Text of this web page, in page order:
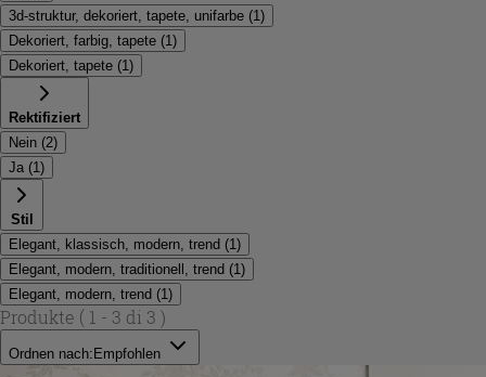
3d-struktur, dekoriert, tapete, unifarbe (1 )
Dekoriert, farbig, tapete (1 )
Dekoriert, tapete (1 )
Rektifiziert
Nein (2)
Ja (1 )
Stil
Elegant, klassisch, modern, trend (1 )
Elegant, modern, traditionell, trend (1 )
Elegant, modern, trend (1 )
Produkte ( 1 - 3 di 3 )
Ordnen nach: Empfohlen